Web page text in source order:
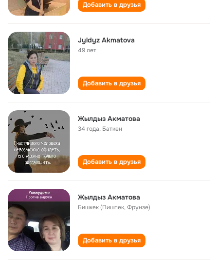
Добавить в друзья
Jyldyz Akmatova
49 лет
Добавить в друзья
Жылдыз Акматова
34 года, Баткен
Добавить в друзья
Жылдыз Акматова
Бишкек (Пишпек, Фрунзе)
Добавить в друзья